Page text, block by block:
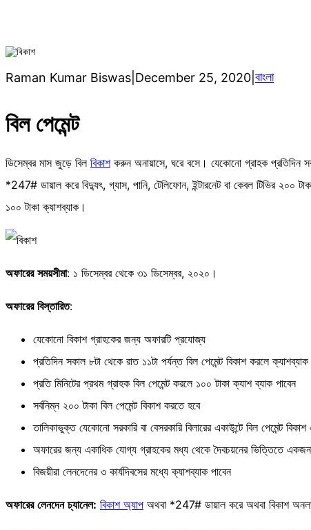
Raman Kumar Biswas December 25, 2020 বাংলা
বিল পেমেন্ট
ডিসেম্বর মাস জুড়ে বিল বিকাশকরুন অনায়াসে, ঘরে বসে। যেকোনো গ্রাহক প্রতিদিন
*247# ডায়াল করে বিদ্যুৎ, গ্যাস, পানি, টেলিফোন, ইন্টারনেট বা কেবল টিভির ২০০
১০০ টাকা ক্যাশব্যাক।
অফারের সময়সীমা: ১ ডিসেম্বর থেকে ৩১ ডিসেম্বর, ২০২০।
অফারের বিস্তারিত:
যেকোনো বিকাশ গ্রাহকের জন্য অফারটি প্রযোজ্য
প্রতিদিন সকাল ৮টা থেকে রাত ১১টা পর্যন্ত বিল পেমেন্ট বিকাশ করলে ক্যাশব্যাক
প্রতি মিনিটের প্রথম গ্রাহক বিল পেমেন্ট করলে ১০০ টাকা ক্যাশ ব্যাক পাবেন
সর্বনিম্ন ২০০ টাকা বিল পেমেন্ট বিকাশ করতে হবে
তালিকাভুক্ত যেকোনো সরকারি বা বেসরকারি বিলারের একাউন্টে বিল পেমেন্ট
অফারের জন্য একাধিক যোগ্য গ্রাহকের মধ্য থেকে দৈবচয়নের ভিত্তিতে
বিজয়ীরা লেনদেনের ৩ কার্যদিবসের মধ্যে ক্যাশব্যাক পাবেন
অফারের লেনদেন চ্যানেল: বিকাশ অ্যাপ অথবা *247# ডায়াল করে অথবা বিকাশ